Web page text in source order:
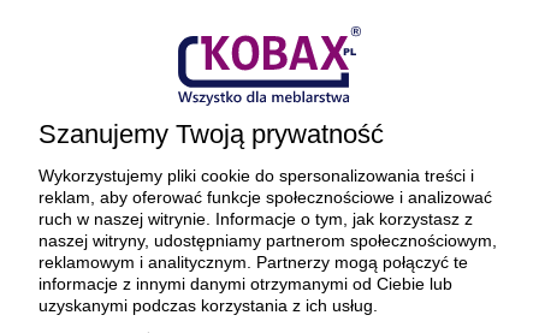
Płatności i dostawa
Ciekawostki
O firmie
BEZPIECZNE PŁATNOŚCI ORAZ DOSTAWA
Szanujemy Twoją prywatność
Wykorzystujemy pliki cookie do spersonalizowania treści i
reklam, aby oferować funkcje społecznościowe i analizować
ruch w naszej witrynie. Informacje o tym, jak korzystasz z
naszej witryny, udostępniamy partnerom społecznościowym,
reklamowym i analitycznym. Partnerzy mogą połączyć te
informacje z innymi danymi otrzymanymi od Ciebie lub
uzyskanymi podczas korzystania z ich usług.